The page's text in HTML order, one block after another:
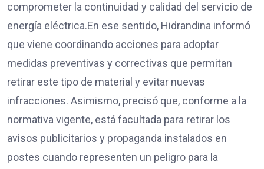
comprometer la continuidad y calidad del servicio de
energía eléctrica.En ese sentido, Hidrandina informó
que viene coordinando acciones para adoptar
medidas preventivas y correctivas que permitan
retirar este tipo de material y evitar nuevas
infracciones. Asimismo, precisó que, conforme a la
normativa vigente, está facultada para retirar los
avisos publicitarios y propaganda instalados en
postes cuando representen un peligro para la